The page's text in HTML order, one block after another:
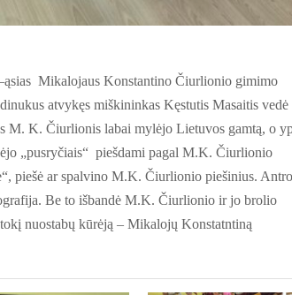
ąsias Mikalojaus Konstantino Čiurlionio gimimo
atvykęs miškininkas Kęstutis Masaitis vedė
M. K. Čiurlionis labai mylėjo Lietuvos gamtą, o
„pusryčiais“ piešdami pagal M.K. Čiurlionio
piešė ar spalvino M.K. Čiurlionio piešinius.
Be to išbandė M.K. Čiurlionio ir jo brolio
nuostabų kūrėją – Mikalojų Konstatntiną